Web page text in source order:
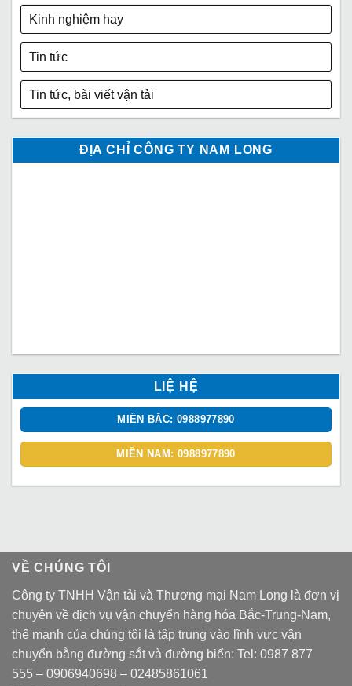
Kinh nghiệm hay
Tin tức
Tin tức, bài viết vận tải
ĐỊA CHỈ CÔNG TY NAM LONG
LIỆ HỆ
MIỀN BẮC: 0988977890
MIỀN NAM: 0988977890
VỀ CHÚNG TÔI
Công ty TNHH Vận tải và Thương mại Nam Long là đơn vị
chuyên về dịch vụ vận chuyển hàng hóa Bắc-Trung-Nam,
thế mạnh của chúng tôi là tập trung vào lĩnh vực vận
chuyển bằng đường sắt và đường biển: Tel: 0987 877
555 – 0906940698 – 02485861061